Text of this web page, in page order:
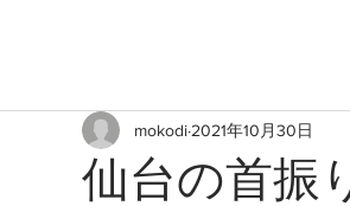
仙台の首振
mokodi 2021年10月30日